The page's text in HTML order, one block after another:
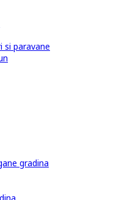
si paravane
gradina